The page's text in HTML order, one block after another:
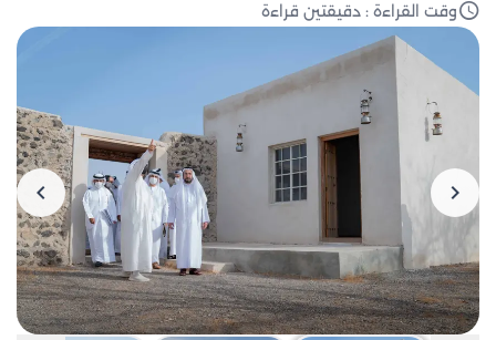
وقت القراءة : دقيقتين قراءة